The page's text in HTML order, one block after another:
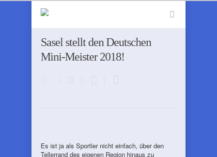
Sasel stellt den Deutschen
Mini-Meister 2018!
Es ist ja als Sportler nicht einfach, über den
Tellerrand des eigenen Region hinaus zu